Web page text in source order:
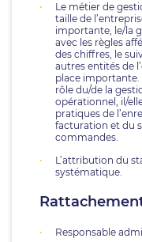
Le métier de
taille de
importante, le/la
avec les règles
des chiffres, le
autres entités de
place importante.
rôle du/de la
opérationnel, il/
pratiques de
facturation et du
commandes.
L’attribution du
systématique.
Responsable